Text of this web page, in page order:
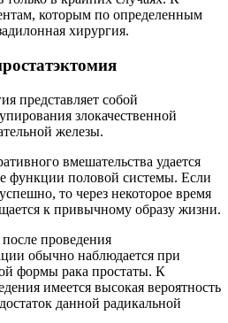
которым по определенным
хирургия.
представляет собой
злокачественной
железы.
вмешательства удается
функции половой системы. Если
то через некоторое время
к привычному образу жизни.
проведения
обычно наблюдается при
формы рака простаты. К
имеется высокая вероятность
данной радикальной